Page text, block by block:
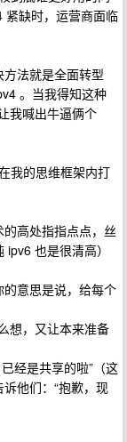
紧缺时，运营商面临
法就是全面转型
。当我得知这种
我喊出牛逼俩个
我的思维框架内打
高处指指点点，丝
也是很清高）
意思是说，给每个
想，又让本来准备
经是共享的啦”（这
他们：“抱歉，现